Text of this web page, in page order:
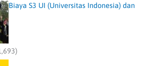
Biaya S3 UI (Universitas Indonesia) dan